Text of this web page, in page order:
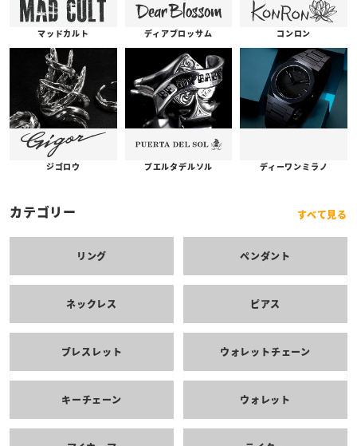
マッドカルト ディアブロッサム コンロン
ジゴロウ プエルタデルソル ディーワンミラノ
カテゴリー すべて見る
リング ペンダント
ネックレス ピアス
ブレスレット ウォレットチェーン
キーチェーン ウォレット